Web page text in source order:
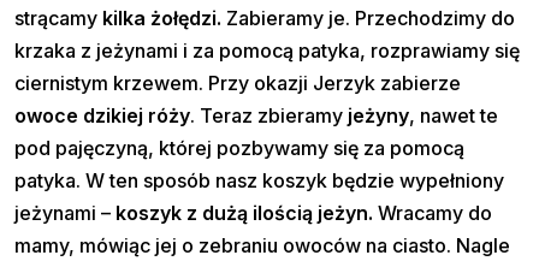
strącamy kilka żołędzi. Zabieramy je. Przechodzimy do
krzaka z jeżynami i za pomocą patyka, rozprawiamy się
ciernistym krzewem. Przy okazji Jerzyk zabierze
owoce dzikiej róży. Teraz zbieramy jeżyny, nawet te
pod pajęczyną, której pozbywamy się za pomocą
patyka. W ten sposób nasz koszyk będzie wypełniony
jeżynami – koszyk z dużą ilością jeżyn. Wracamy do
mamy, mówiąc jej o zebraniu owoców na ciasto. Nagle